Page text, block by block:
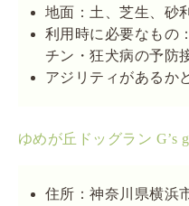
地面：土、芝生、砂利
利用時に必要なもの
チン・狂犬病の予防
アジリティがあるか
ゆめが丘ドッグラン G’s
住所：神奈川県横浜